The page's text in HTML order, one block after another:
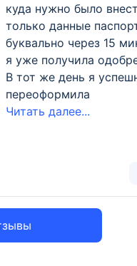
куда нужно было
только данные
буквально через 15
я уже получила
В тот же день я
переоформила
Читать далее...